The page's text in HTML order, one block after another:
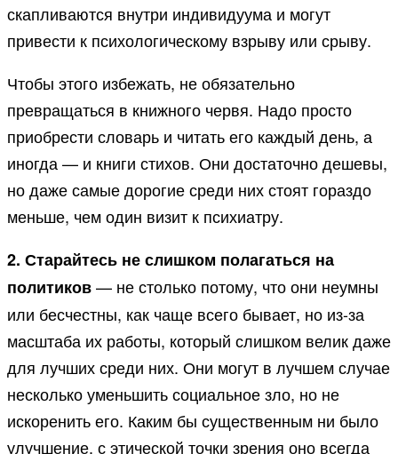
скапливаются внутри индивидуума и могут
привести к психологическому взрыву или срыву.
Чтобы этого избежать, не обязательно
превращаться в книжного червя. Надо просто
приобрести словарь и читать его каждый день, а
иногда — и книги стихов. Они достаточно дешевы,
но даже самые дорогие среди них стоят гораздо
меньше, чем один визит к психиатру.
2. Старайтесь не слишком полагаться на
политиков— не столько потому, что они неумны
или бесчестны, как чаще всего бывает, но из-за
масштаба их работы, который слишком велик даже
для лучших среди них. Они могут в лучшем случае
несколько уменьшить социальное зло, но не
искоренить его. Каким бы существенным ни было
улучшение, с этической точки зрения оно всегда